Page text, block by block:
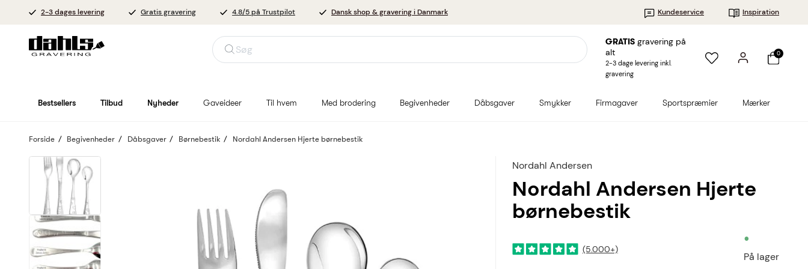
2-3 dages levering Gratis gravering 4.8/5 på Trustpilot Dansk shop & gravering i Danmark Inspiration
Kundeservice
Søg
GRATISgravering på
alt
2-3 dage levering inkl.
gravering
0
Bestsellers Tilbud Nyheder Gaveideer Til hvem Med brodering Begivenheder Dåbsgaver Smykker Firmagaver Sportspræmier Mærker
Forside Begivenheder Dåbsgaver Børnebestik Nordahl Andersen Hjerte børnebestik
Nordahl Andersen
Nordahl Andersen Hjerte
børnebestik
(5.000+)
•
På lager